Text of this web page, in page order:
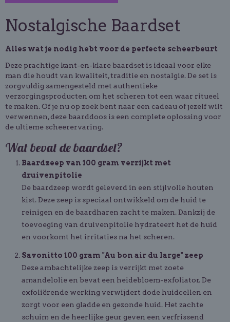
Nostalgische Baardset
Alles wat je nodig hebt voor de perfecte scheerbeurt
Deze prachtige kant-en-klare baardset is ideaal voor elke
man die houdt van kwaliteit, traditie en nostalgie. De set is
zorgvuldig samengesteld met authentieke
verzorgingsproducten om het scheren tot een waar ritueel
te maken. Of je nu op zoek bent naar een cadeau of jezelf wilt
verwennen, deze baarddoos is een complete oplossing voor
de ultieme scheerervaring.
Wat bevat de baardset?
Baardzeep van 100 gram verrijkt met
druivenpitolie
De baardzeep wordt geleverd in een stijlvolle houten
kist. Deze zeep is speciaal ontwikkeld om de huid te
reinigen en de baardharen zacht te maken. Dankzij de
toevoeging van druivenpitolie hydrateert het de huid
en voorkomt het irritaties na het scheren.
Savonitto 100 gram "Au bon air du large" zeep
Deze ambachtelijke zeep is verrijkt met zoete
amandelolie en bevat een heidebloem-exfoliator. De
exfoliërende werking verwijdert dode huidcellen en
zorgt voor een gladde en gezonde huid. Het zachte
schuim en de heerlijke geur geven een verfrissend